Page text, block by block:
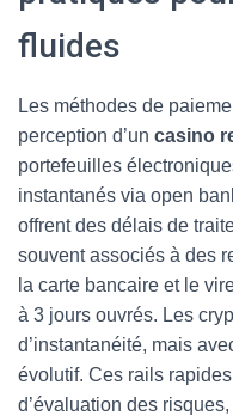
fluides
Les méthodes de
perception d’un casino
portefeuilles
instantanés via open
offrent des délais de
souvent associés à des
la carte bancaire et le
à 3 jours ouvrés. Les
d’instantanéité, mais
évolutif. Ces rails
d’évaluation des